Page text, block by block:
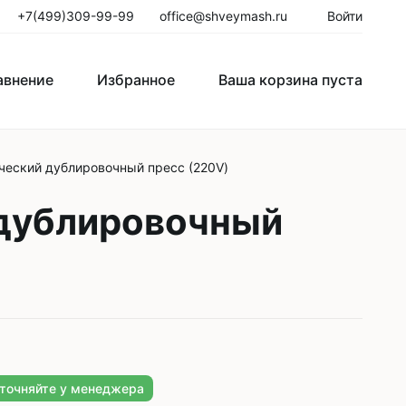
+7(499)309-99-99 office@shveymash.ru Войти
Избранное Ваша корзина пуста
стежка Колонковые швейные машины
Рукавные швейные машины
Двигатели для промышленных
дублировочный пресс (220V)
у менеджера